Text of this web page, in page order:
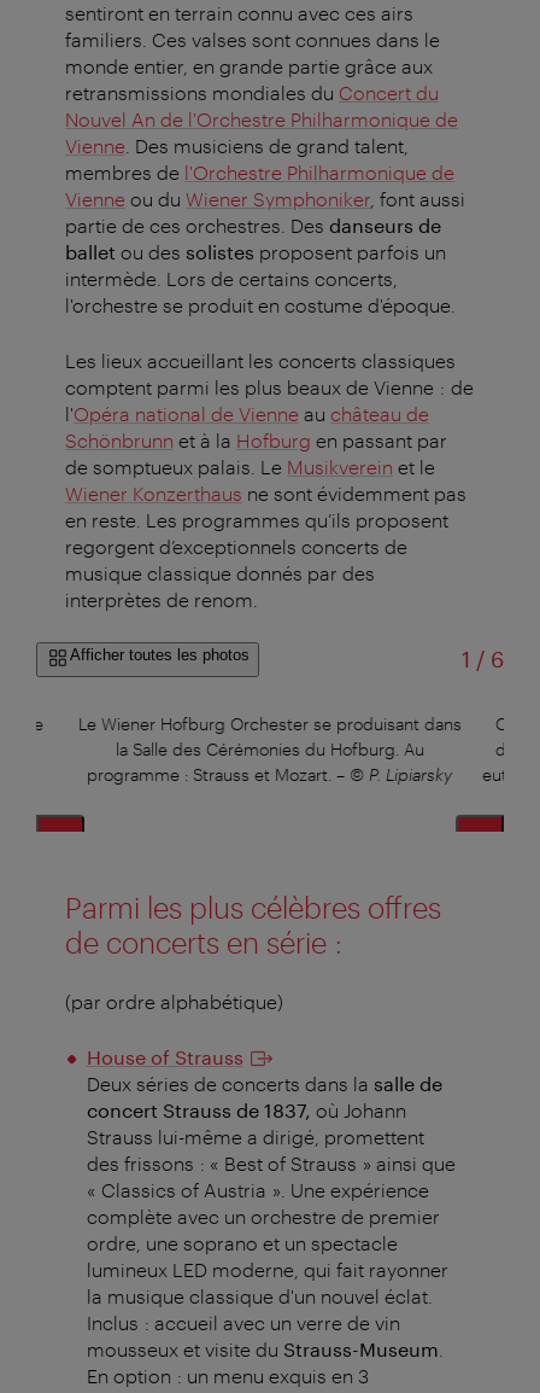
sentiront en terrain connu avec ces airs
familiers. Ces valses sont connues dans le
monde entier, en grande partie grâce aux
retransmissions mondiales du Concert du
Nouvel An de l'Orchestre Philharmonique de
Vienne . Des musiciens de grand talent,
membres de l'Orchestre Philharmonique de
Vienne ou du Wiener Symphoniker , font aussi
partie de ces orchestres. Des danseurs de
ballet ou des solistes proposent parfois un
intermède. Lors de certains concerts,
l'orchestre se produit en costume d'époque.
Les lieux accueillant les concerts classiques
comptent parmi les plus beaux de Vienne : de
l'Opéra national de Vienne au château de
Schönbrunn et à la Hofburg en passant par
de somptueux palais. Le Musikverein et le
Wiener Konzerthaus ne sont évidemment pas
en reste. Les programmes qu’ils proposent
regorgent d’exceptionnels concerts de
musique classique donnés par des
interprètes de renom.
Afficher toutes les photos 1 /sur
6
de
Le Wiener Hofburg Orchester se produisant dans
la Salle des Cérémonies du Hofburg. Au
programme : Strauss et Mozart. – © P. Lipiarsky
dans
eut
Parmi les plus célèbres offres
de concerts en série :
(par ordre alphabétique)
House of Strauss
Deux séries de concerts dans la salle de
concert Strauss de 1837, où Johann
Strauss lui-même a dirigé, promettent
des frissons : « Best of Strauss » ainsi que
« Classics of Austria ». Une expérience
complète avec un orchestre de premier
ordre, une soprano et un spectacle
lumineux LED moderne, qui fait rayonner
la musique classique d'un nouvel éclat.
Inclus : accueil avec un verre de vin
mousseux et visite du Strauss-Museum
En option : un menu exquis en 3